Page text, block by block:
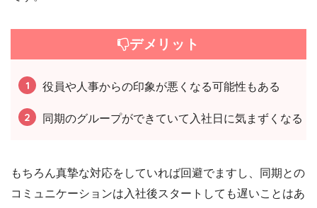
デメリット
役員や人事からの印象が悪くなる可能性もある
同期のグループができていて入社日に気まずくなる
もちろん真摯な対応をしていれば回避でますし、同期との
コミュニケーションは入社後スタートしても遅いことはあ